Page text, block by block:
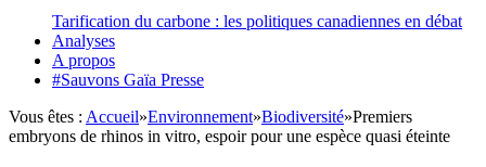
Tarification du carbone : les politiques canadiennes en débat
Analyses
A propos
#Sauvons Gaïa Presse
Vous êtes : Accueil»Environnement»Biodiversité»Premiers
embryons de rhinos in vitro, espoir pour une espèce quasi éteinte